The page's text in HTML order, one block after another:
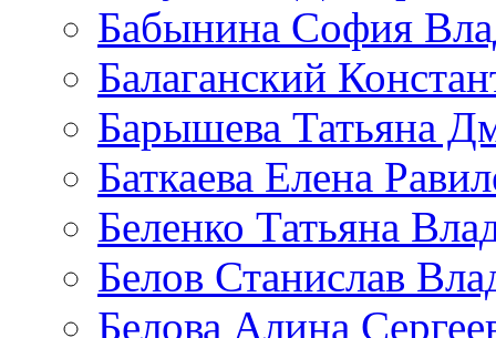
Бабынина София
Балаганский
Барышева Татьяна
Баткаева Елена
Беленко Татьяна
Белов Станислав
Белова Алина